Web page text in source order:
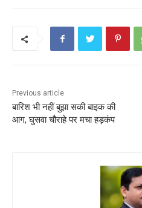
p
p
Previous article
बारिश भी नहीं बुझा सकी बाइक की
आग, घुसवा चौराहे पर मचा हड़कंप